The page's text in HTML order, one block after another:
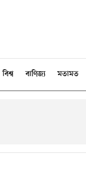
বিশ্ব বাণিজ্য মতামত